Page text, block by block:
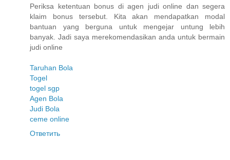
Periksa ketentuan bonus di agen judi online dan segera
klaim bonus tersebut. Kita akan mendapatkan modal
bantuan yang berguna untuk mengejar untung lebih
banyak. Jadi saya merekomendasikan anda untuk bermain
judi online
Taruhan Bola
Togel
togel sgp
Agen Bola
Judi Bola
ceme online
Ответить